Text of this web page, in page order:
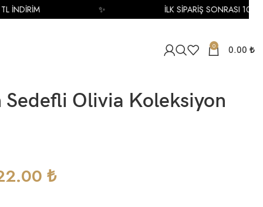
0 0.00 ₺
Sedefli Olivia Koleksiyon
₺
İLK SİPARİŞ SONRASI 1000